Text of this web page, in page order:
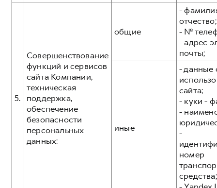
5.
Совершенствование
функций и сервисов
сайта Компании,
техническая
поддержка,
обеспечение
безопасности
персональных
данных:
общие
-
отчество;
- №
- адрес
почты;
иные
- данные
сайта;
- куки -
-
-
номер
средства;